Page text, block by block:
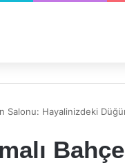
Salonu: Hayalinizdeki